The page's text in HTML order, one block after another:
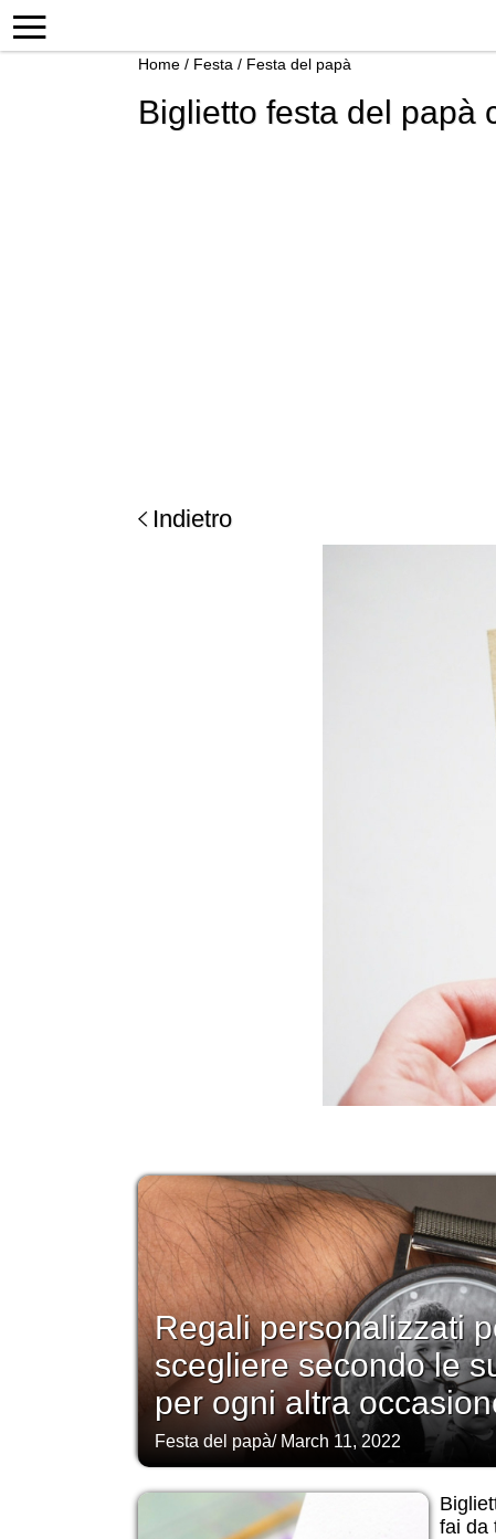
Home / Festa / Festa del papà
Biglietto festa del papà
Indietro
Regali personalizzati
scegliere secondo le
per ogni altra
Festa del papà/ March 11, 2022
fai da